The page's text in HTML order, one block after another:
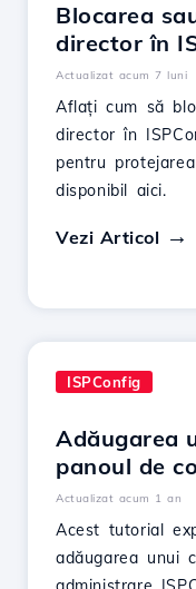
Blocarea
director în
Actualizat acum 7 luni
Aflați cum să
director în
pentru
disponibil aici.
Vezi Articol
ISPConfig
Adăugarea
panoul de
Actualizat acum 1 an
Acest tutorial
adăugarea unui